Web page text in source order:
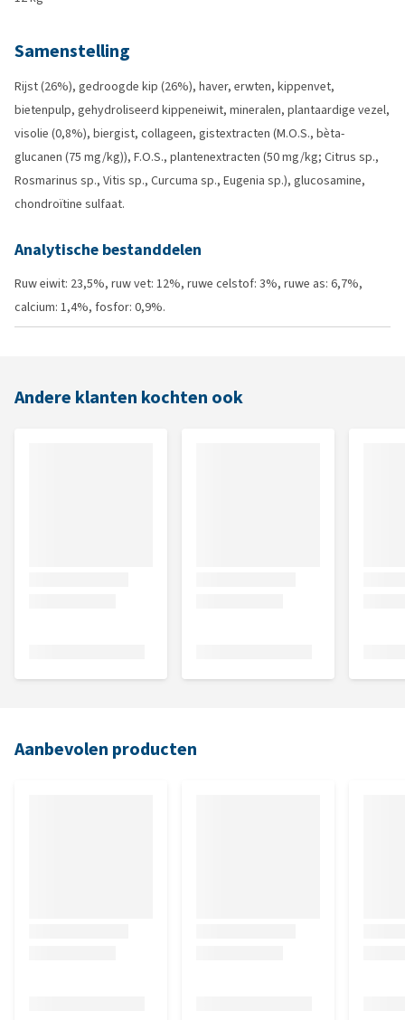
Samenstelling
Rijst (26%), gedroogde kip (26%), haver, erwten, kippenvet,
bietenpulp, gehydroliseerd kippeneiwit, mineralen, plantaardige vezel,
visolie (0,8%), biergist, collageen, gistextracten (M.O.S., bèta-
glucanen (75 mg/kg)), F.O.S., plantenextracten (50 mg/kg; Citrus sp.,
Rosmarinus sp., Vitis sp., Curcuma sp., Eugenia sp.), glucosamine,
chondroïtine sulfaat.
Analytische bestanddelen
Ruw eiwit: 23,5%, ruw vet: 12%, ruwe celstof: 3%, ruwe as: 6,7%,
calcium: 1,4%, fosfor: 0,9%.
Andere klanten kochten ook
Aanbevolen producten